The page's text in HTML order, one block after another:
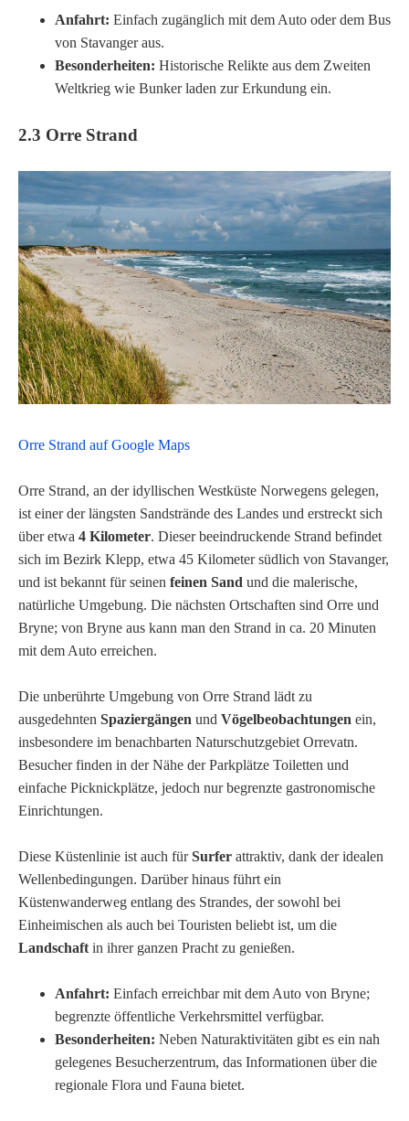
Anfahrt: Einfach zugänglich mit dem Auto oder dem Bus
von Stavanger aus.
Besonderheiten: Historische Relikte aus dem Zweiten
Weltkrieg wie Bunker laden zur Erkundung ein.
2.3 Orre Strand
Orre Strand auf Google Maps
Orre Strand, an der idyllischen Westküste Norwegens gelegen,
ist einer der längsten Sandstrände des Landes und erstreckt sich
über etwa 4 Kilometer. Dieser beeindruckende Strand befindet
sich im Bezirk Klepp, etwa 45 Kilometer südlich von Stavanger,
und ist bekannt für seinen feinen Sand und die malerische,
natürliche Umgebung. Die nächsten Ortschaften sind Orre und
Bryne; von Bryne aus kann man den Strand in ca. 20 Minuten
mit dem Auto erreichen.
Die unberührte Umgebung von Orre Strand lädt zu
ausgedehnten Spaziergängen und Vögelbeobachtungen ein,
insbesondere im benachbarten Naturschutzgebiet Orrevatn.
Besucher finden in der Nähe der Parkplätze Toiletten und
einfache Picknickplätze, jedoch nur begrenzte gastronomische
Einrichtungen.
Diese Küstenlinie ist auch fürSurfer attraktiv, dank der idealen
Wellenbedingungen. Darüber hinaus führt ein
Küstenwanderweg entlang des Strandes, der sowohl bei
Einheimischen als auch bei Touristen beliebt ist, um die
Landschaft in ihrer ganzen Pracht zu genießen.
Anfahrt: Einfach erreichbar mit dem Auto von Bryne;
begrenzte öffentliche Verkehrsmittel verfügbar.
Besonderheiten: Neben Naturaktivitäten gibt es ein nah
gelegenes Besucherzentrum, das Informationen über die
regionale Flora und Fauna bietet.